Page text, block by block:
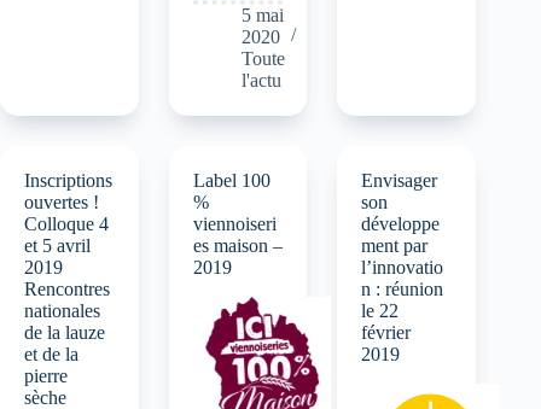
5 mai
2020
Toute
l'actu
Inscriptions
ouvertes !
Colloque 4
et 5 avril
2019
Rencontres
nationales
de la lauze
et de la
pierre
sèche
Label 100
%
viennoiseri
es maison –
2019
Envisager
son
développe
ment par
l’innovatio
n : réunion
le 22
février
2019